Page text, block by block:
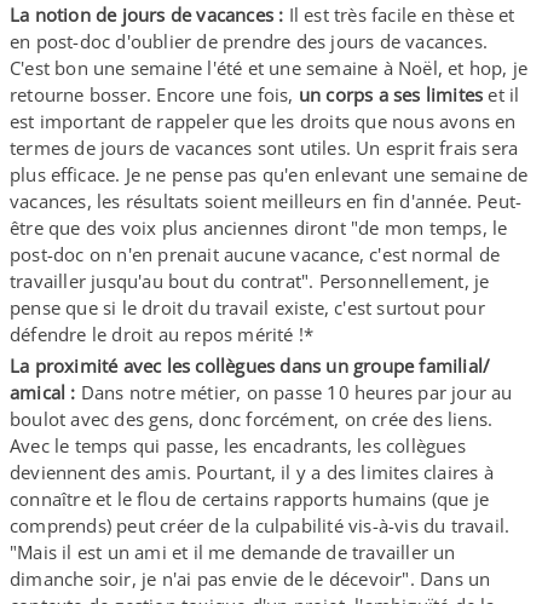
La notion de jours de vacances : Il est très facile en thèse et
en post-​doc d'oublier de prendre des jours de vacances.
C'est bon une semaine l'été et une semaine à Noël, et hop, je
retourne bosser. Encore une fois, un corps a ses limites et il
est important de rappeler que les droits que nous avons en
termes de jours de vacances sont utiles. Un esprit frais sera
plus efficace. Je ne pense pas qu'en enlevant une semaine de
vacances, les résultats soient meilleurs en fin d'année. Peut-​
être que des voix plus anciennes diront "de mon temps, le
post-​doc on n'en prenait aucune vacance, c'est normal de
travailler jusqu'au bout du contrat". Personnellement, je
pense que si le droit du travail existe, c'est surtout pour
défendre le droit au repos mérité !*
La proximité avec les collègues dans un groupe familial/​
amical : Dans notre métier, on passe 10 heures par jour au
boulot avec des gens, donc forcément, on crée des liens.
Avec le temps qui passe, les encadrants, les collègues
deviennent des amis. Pourtant, il y a des limites claires à
connaître et le flou de certains rapports humains (que je
comprends) peut créer de la culpabilité vis-​à-​vis du travail.
"Mais il est un ami et il me demande de travailler un
dimanche soir, je n'ai pas envie de le décevoir". Dans un